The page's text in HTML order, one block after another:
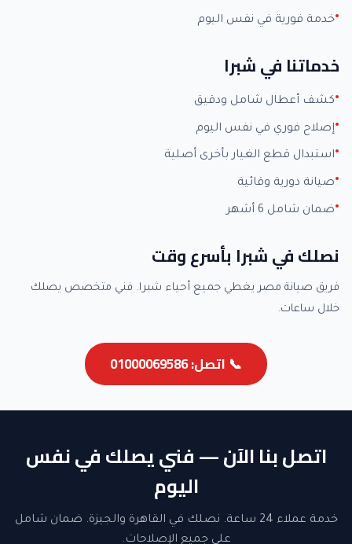
خدمة فورية في نفس اليوم
خدماتنا في شبرا
كشف أعطال شامل ودقيق
إصلاح فوري في نفس اليوم
استبدال قطع الغيار بأخرى أصلية
صيانة دورية وقائية
ضمان شامل 6 أشهر
نصلك في شبرا بأسرع وقت
فريق صيانة مصر يغطي جميع أحياء شبرا. فني متخصص يصلك
خلال ساعات.
📞 اتصل: 01000069586
اتصل بنا الآن — فني يصلك في نفس
اليوم
خدمة عملاء 24 ساعة. نصلك في القاهرة والجيزة. ضمان شامل
على جميع الإصلاحات.